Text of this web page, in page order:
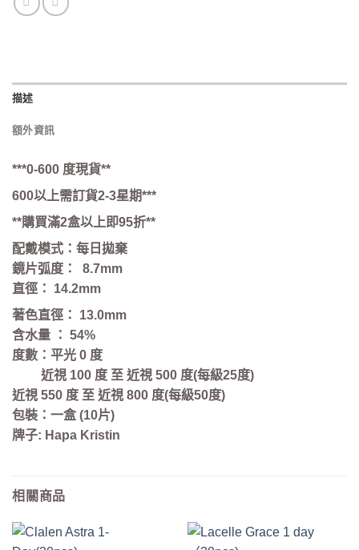
描述
額外資訊
***0-600 度現貨**
600以上需訂貨2-3星期***
**購買滿2盒以上即95折**
配戴模式：每日拋棄
鏡片弧度：
8.7mm
直徑：
14.2mm
著色直徑：
13.0mm
含水量 ： 54%
度數：平光 0 度
近視 100 度 至 近視 500 度(每級25度)
近視 550 度 至 近視 800 度(每級50度)
包裝：一盒(10片)
牌子: Hapa Kristin
相關商品